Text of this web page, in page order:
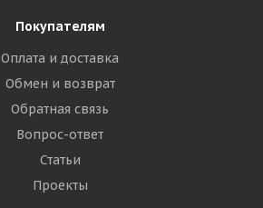
Покупателям
Оплата и доставка
Обмен и возврат
Обратная связь
Вопрос-ответ
Статьи
Проекты